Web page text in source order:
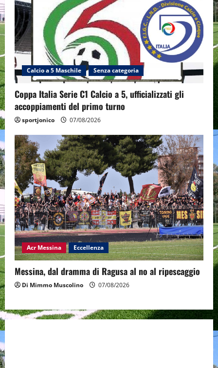
Calcio a 5 Maschile Senza categoria
Coppa Italia Serie C1 Calcio a 5, ufficializzati gli
accoppiamenti del primo turno
sportjonico 07/08/2026
Acr Messina Eccellenza
Messina, dal dramma di Ragusa al no al ripescaggio
Di Mimmo Muscolino 07/08/2026